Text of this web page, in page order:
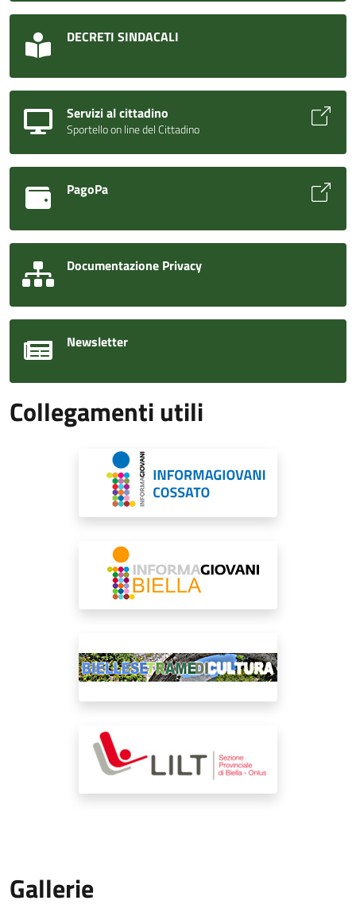
DECRETI SINDACALI
Servizi al cittadino
Sportello on line del Cittadino
PagoPa
Documentazione Privacy
Newsletter
Collegamenti utili
Gallerie